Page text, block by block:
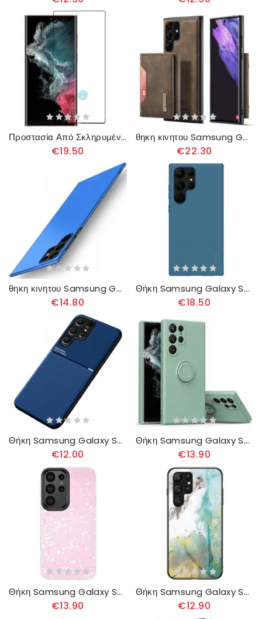
Προστασία Από Σκληρυμένο Γυαλί Μαύρου Περιγράμματος Για Το Samsung Galaxy S23 Ultra 5G
€19.50
θηκη κινητου Samsung Galaxy S23 Ultra 5G Dg.ming Αποσπώμενη Θήκη Κάρτας
€22.30
θηκη κινητου Samsung Galaxy S23 Ultra 5G Κλασικό Mofi
€14.80
Θήκη Samsung Galaxy S23 Ultra 5G Rigid Frosted Nillkin
€18.50
Θήκη Samsung Galaxy S23 Ultra 5G Αντιολισθητικό
€12.00
Θήκη Samsung Galaxy S23 Ultra 5G United Ring-bracket
€13.90
Θήκη Samsung Galaxy S23 Ultra 5G Ακρυλικό Ipaky
€13.90
Θήκη Samsung Galaxy S23 Ultra 5G Μάρμαρο Tempered Glass
€12.90